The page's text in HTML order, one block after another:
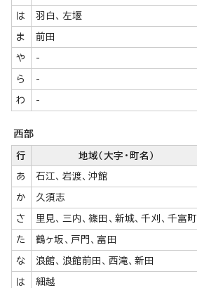
は 羽白、左堰
ま 前田
や -
ら -
わ -
西部
行 地域（大字・町名）
あ 石江、岩渡、沖館
か 久須志
さ 里見、三内、篠田、新城、千刈、千富町
た 鶴ヶ坂、戸門、富田
な 浪館、浪館前田、西滝、新田
は 細越